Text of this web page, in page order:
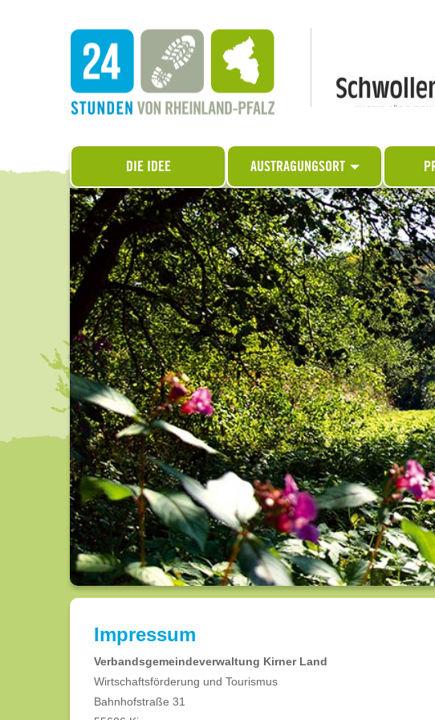
DIE IDEE AUSTRAGUNGSORT
Impressum
Verbandsgemeindeverwaltung Kirner Land
Wirtschaftsförderung und Tourismus
Bahnhofstraße 31